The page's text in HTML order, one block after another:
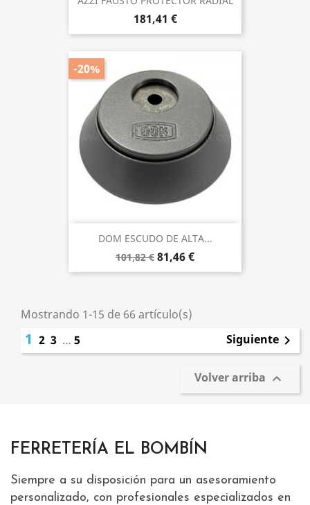
181,41 €
DOM ESCUDO DE ALTA...
101,82 € 81,46 €
-20%
Mostrando 1-15 de 66 artículo(s)
1 2 3 … 5 Siguiente 
Volver arriba 
FERRETERÍA EL BOMBÍN
Siempre a su disposición para un asesoramiento
personalizado, con profesionales especializados en